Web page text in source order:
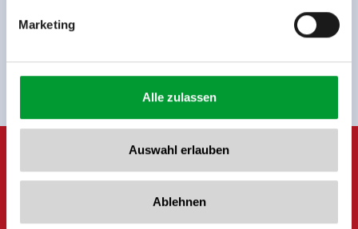
Marketing
Alle zulassen
Auswahl erlauben
Ablehnen
Anmelden